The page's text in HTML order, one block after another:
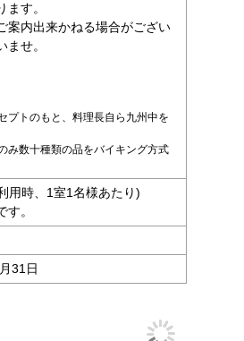
す。
内出来かねる場合がござい
ませ。
プトのもと、料理長自ら九州中を
み数十種類の品をバイキング方式
用時、1室1名様あたり)
。
31日